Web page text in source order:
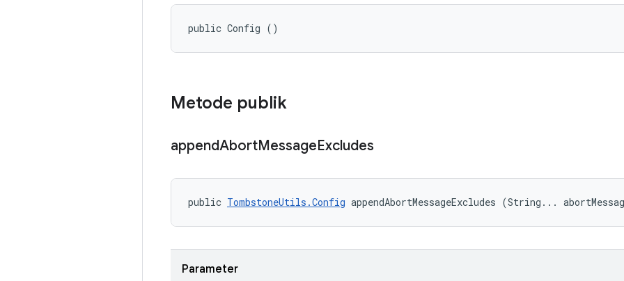
public Config ()
Metode publik
appendAbortMessageExcludes
public TombstoneUtils.Config appendAbortMessageExcludes (String...
Parameter